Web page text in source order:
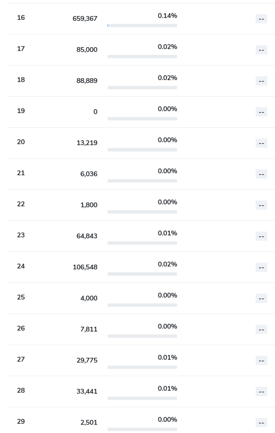
16 659,367 0.14% --
17 85,000 0.02% --
18 88,889 0.02% --
19 0 0.00% --
20 13,219 0.00% --
21 6,036 0.00% --
22 1,800 0.00% --
23 64,843 0.01% --
24 106,548 0.02% --
25 4,000 0.00% --
26 7,811 0.00% --
27 29,775 0.01% --
28 33,441 0.01% --
29 2,501 0.00% --